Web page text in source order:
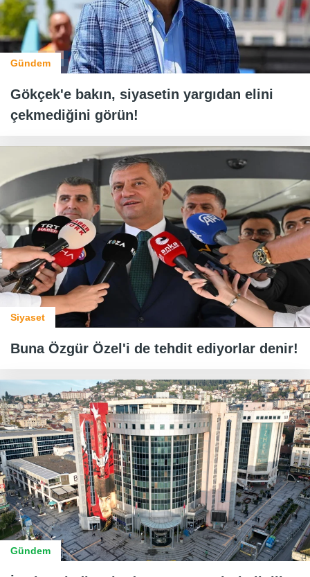
Gündem
Gökçek'e bakın, siyasetin yargıdan elini
çekmediğini görün!
Siyaset
Buna Özgür Özel'i de tehdit ediyorlar denir!
Gündem